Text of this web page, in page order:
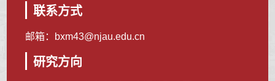
联系方式
邮箱： bxm43@njau.edu.cn
研究方向